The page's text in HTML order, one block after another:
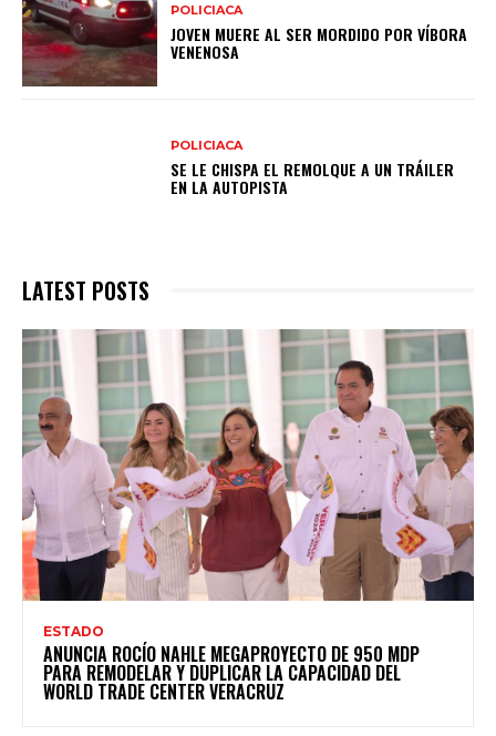
POLICIACA
JOVEN MUERE AL SER MORDIDO POR VÍBORA
VENENOSA
POLICIACA
SE LE CHISPA EL REMOLQUE A UN TRÁILER
EN LA AUTOPISTA
LATEST POSTS
ESTADO
ANUNCIA ROCÍO NAHLE MEGAPROYECTO DE 950 MDP
PARA REMODELAR Y DUPLICAR LA CAPACIDAD DEL
WORLD TRADE CENTER VERACRUZ